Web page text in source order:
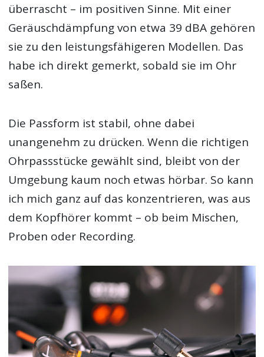
überrascht – im positiven Sinne. Mit einer
Geräuschdämpfung von etwa 39 dBA gehören
sie zu den leistungsfähigeren Modellen. Das
habe ich direkt gemerkt, sobald sie im Ohr
saßen.
Die Passform ist stabil, ohne dabei
unangenehm zu drücken. Wenn die richtigen
Ohrpassstücke gewählt sind, bleibt von der
Umgebung kaum noch etwas hörbar. So kann
ich mich ganz auf das konzentrieren, was aus
dem Kopfhörer kommt – ob beim Mischen,
Proben oder Recording.